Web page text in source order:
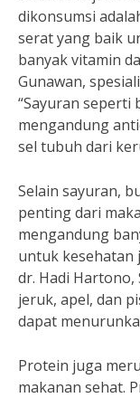
dikonsumsi
serat yang baik
banyak vitamin
Gunawan,
“Sayuran seperti
mengandung
sel tubuh dari
Selain sayuran,
penting dari
mengandung
untuk kesehatan
dr. Hadi Hartono,
jeruk, apel, dan
dapat
Protein juga
makanan sehat.